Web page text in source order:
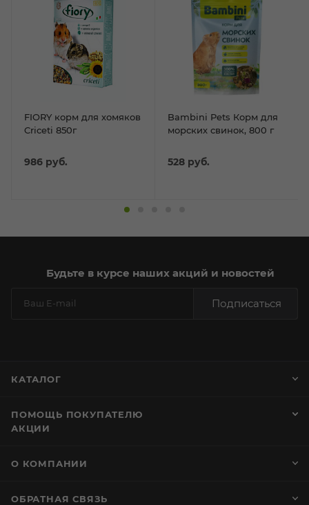
FIORY корм для хомяков
Criceti 850г
986 руб.
Bambini Pets Корм для
морских свинок, 800 г
528 руб.
Будьте в курсе наших акций и новостей
Подписаться
КАТАЛОГ
ПОМОЩЬ ПОКУПАТЕЛЮ
АКЦИИ
О КОМПАНИИ
ОБРАТНАЯ СВЯЗЬ